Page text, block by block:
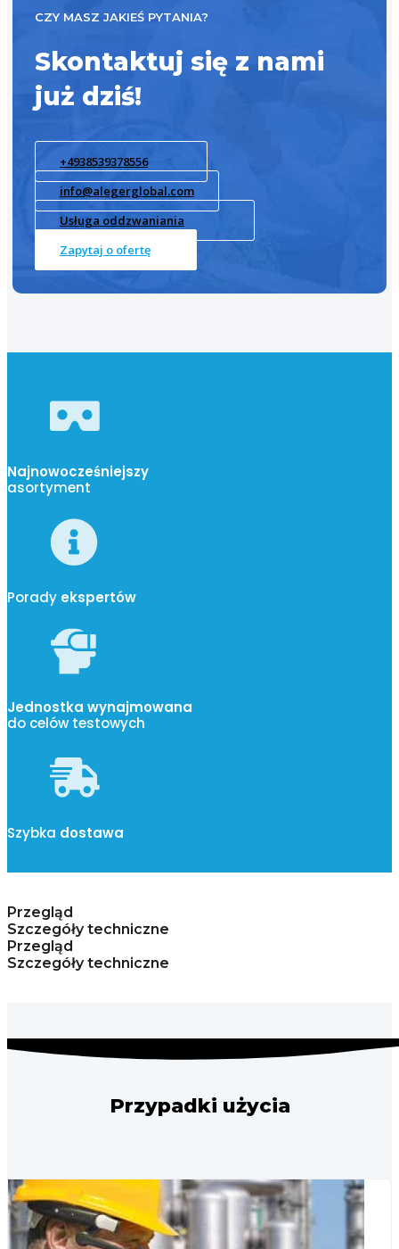
CZY MASZ JAKIEŚ PYTANIA?
Skontaktuj się z nami
już dziś!
+4938539378556
info@alegerglobal.com
Usługa oddzwaniania
Zapytaj o ofertę
Najnowocześniejszy
asortyment
Porady ekspertów
Jednostka wynajmowana
do celów testowych
Szybka dostawa
Przegląd
Szczegóły techniczne
Przegląd
Szczegóły techniczne
Przypadki użycia